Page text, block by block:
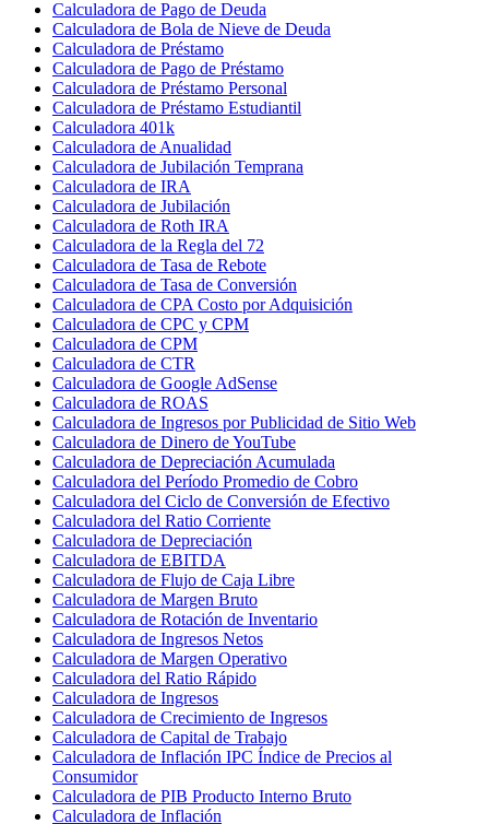
Calculadora de Pago de Deuda
Calculadora de Bola de Nieve de Deuda
Calculadora de Préstamo
Calculadora de Pago de Préstamo
Calculadora de Préstamo Personal
Calculadora de Préstamo Estudiantil
Calculadora 401k
Calculadora de Anualidad
Calculadora de Jubilación Temprana
Calculadora de IRA
Calculadora de Jubilación
Calculadora de Roth IRA
Calculadora de la Regla del 72
Calculadora de Tasa de Rebote
Calculadora de Tasa de Conversión
Calculadora de CPA Costo por Adquisición
Calculadora de CPC y CPM
Calculadora de CPM
Calculadora de CTR
Calculadora de Google AdSense
Calculadora de ROAS
Calculadora de Ingresos por Publicidad de Sitio Web
Calculadora de Dinero de YouTube
Calculadora de Depreciación Acumulada
Calculadora del Período Promedio de Cobro
Calculadora del Ciclo de Conversión de Efectivo
Calculadora del Ratio Corriente
Calculadora de Depreciación
Calculadora de EBITDA
Calculadora de Flujo de Caja Libre
Calculadora de Margen Bruto
Calculadora de Rotación de Inventario
Calculadora de Ingresos Netos
Calculadora de Margen Operativo
Calculadora del Ratio Rápido
Calculadora de Ingresos
Calculadora de Crecimiento de Ingresos
Calculadora de Capital de Trabajo
Calculadora de Inflación IPC Índice de Precios al
Consumidor
Calculadora de PIB Producto Interno Bruto
Calculadora de Inflación